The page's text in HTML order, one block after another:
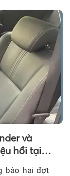
và
hồi tại
báo hai đợt